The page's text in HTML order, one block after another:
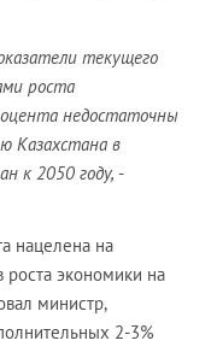
текущего
роста
недостаточны
Казахстана в
к 2050 году, -
нацелена на
экономики на
министр,
2-3%